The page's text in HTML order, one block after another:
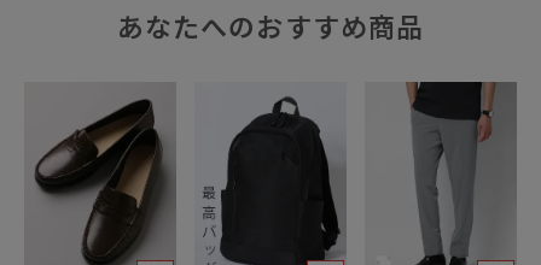
あなたへのおすすめ商品